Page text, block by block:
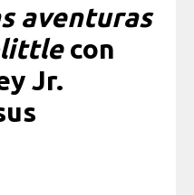
aventuras
con
Jr.